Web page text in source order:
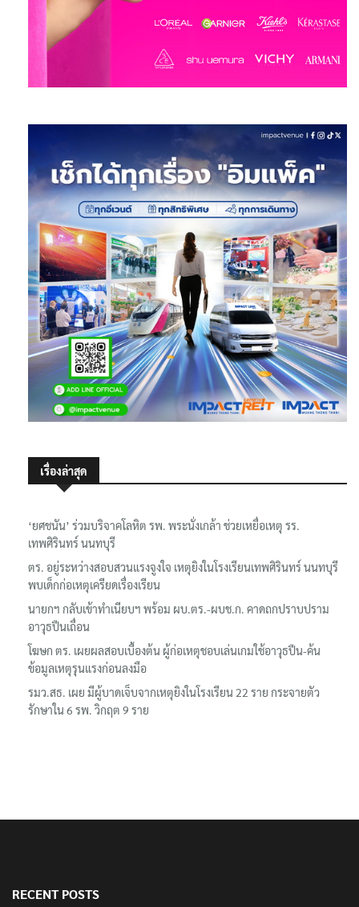
เรื่องล่าสุด
‘ยศชนัน’ ร่วมบริจาคโลหิต รพ. พระนั่งเกล้า ช่วยเหยื่อเหตุ รร.
เทพศิรินทร์ นนทบุรี
ตร. อยู่ระหว่างสอบสวนแรงจูงใจ เหตุยิงในโรงเรียนเทพศิรินทร์ นนทบุรี
พบเด็กก่อเหตุเครียดเรื่องเรียน
นายกฯ กลับเข้าทำเนียบฯ พร้อม ผบ.ตร.-ผบช.ก. คาดถกปราบปราม
อาวุธปืนเถื่อน
โฆษก ตร. เผยผลสอบเบื้องต้น ผู้ก่อเหตุชอบเล่นเกมใช้อาวุธปืน-ค้น
ข้อมูลเหตุรุนแรงก่อนลงมือ
รมว.สธ. เผย มีผู้บาดเจ็บจากเหตุยิงในโรงเรียน 22 ราย กระจายตัว
รักษาใน 6 รพ. วิกฤต 9 ราย
RECENT POSTS